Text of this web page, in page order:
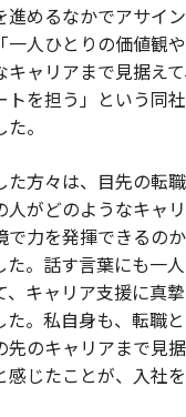
進めるなかでアサイ
一人ひとりの価値観
キャリアまで見据え
トを担う」という同
。
た方々は、目先の転
人がどのようなキャ
で力を発揮できるの
た。話す言葉にも一
、キャリア支援に真
た。私自身も、転職
先のキャリアまで見
感じたことが、入社